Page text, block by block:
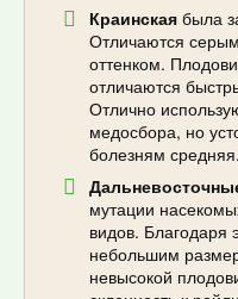
Краинская была
Отличаются
оттенком.
отличаются
Отлично
медосбора, но
болезням средняя.
мутации
видов. Благодаря
небольшим
невысокой